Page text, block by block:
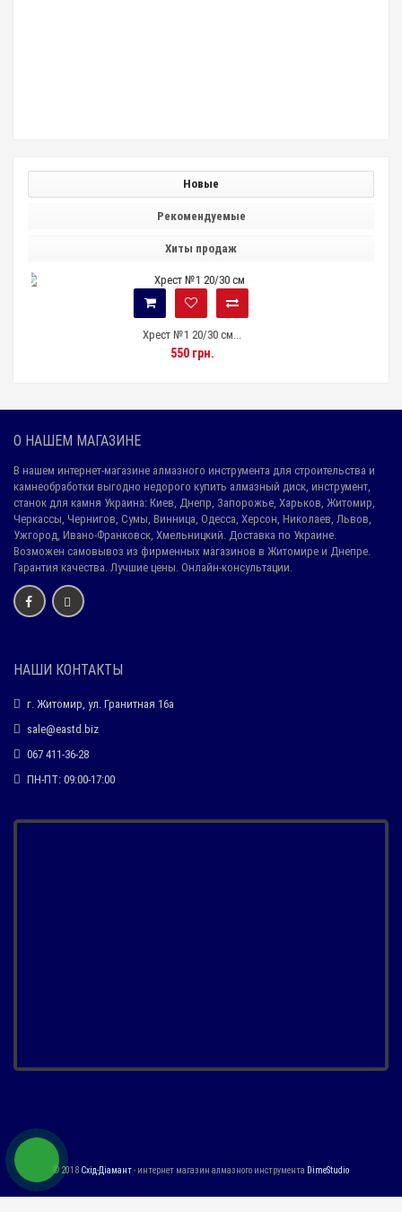
Новые
Рекомендуемые
Хиты продаж
О НАШЕМ МАГАЗИНЕ
В нашем интернет-магазине алмазного инструмента для строительства и
камнеобработки выгодно недорого купить алмазный диск, инструмент,
станок для камня Украина: Киев, Днепр, Запорожье, Харьков, Житомир,
Черкассы, Чернигов, Сумы, Винница, Одесса, Херсон, Николаев, Львов,
Ужгород, Ивано-Франковск, Хмельницкий. Доставка по Украине.
Возможен самовывоз из фирменных магазинов в Житомире и Днепре.
Гарантия качества. Лучшие цены. Онлайн-консультации.
НАШИ КОНТАКТЫ
г. Житомир, ул. Гранитная 16а
sale@eastd.biz
067 411-36-28
ПН-ПТ: 09:00-17:00
© 2018 Схід-Діамант- интернет магазин алмазного инструмента DimeStudio